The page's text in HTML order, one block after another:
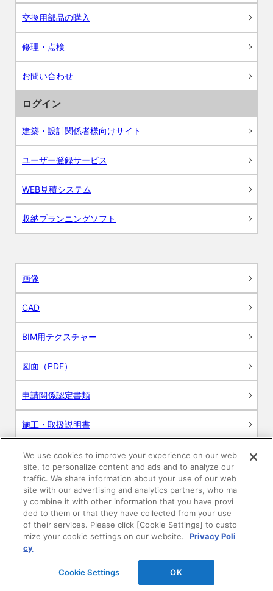
交換用部品の購入
修理・点検
お問い合わせ
ログイン
建築・設計関係者様向けサイト
ユーザー登録サービス
WEB見積システム
収納プランニングソフト
画像
CAD
BIM用テクスチャー
図面（PDF）
申請関係認定書類
施工・取扱説明書
動画
シミュレーションツール
24時間換気システム〈エアスマート〉
簡易設計見積ソフト
R&Dセンター環境測定・分析サービス
商品マスター申し込み
We use cookies to improve your experience on our web
site, to personalize content and ads and to analyze our
traffic. We share information about your use of our web
site with our advertising and analytics partners, who ma
y combine it with other information that you have provi
ded to them or that they have collected from your use
of their services. Please click [Cookie Settings] to custo
mize your cookie settings on our website.
Privacy Poli
cy
Cookie Settings OK